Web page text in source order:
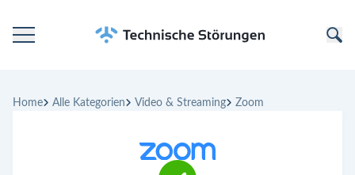
Kategorien
Home Alle Kategorien Video & Streaming Zoom